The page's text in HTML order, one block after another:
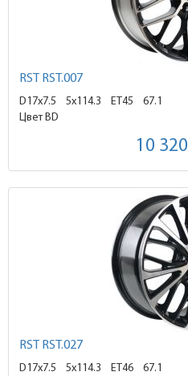
RST RST.007
D17x7.5 5x114.3 ET45
67.1
Цвет BD
10 320
RST RST.027
D17x7.5 5x114.3 ET46
67.1